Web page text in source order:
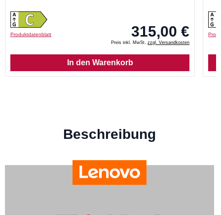
Produktdatenblatt 315,00 €
Preis inkl. MwSt.zzgl. Versandkosten
In den Warenkorb
Beschreibung